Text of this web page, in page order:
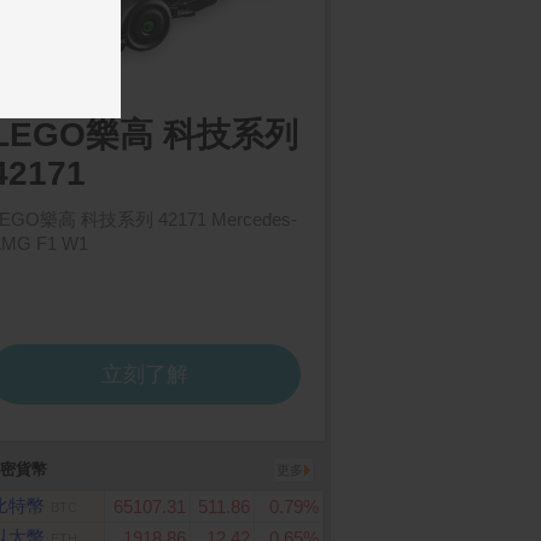
貨幣
特幣 65107.31 511.86
0.79%
太幣